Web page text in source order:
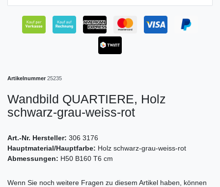
Artikelnummer 25235
Wandbild QUARTIERE, Holz
schwarz-grau-weiss-rot
Art.-Nr. Hersteller: 306 3176
Hauptmaterial/Hauptfarbe: Holz schwarz-grau-weiss-rot
Abmessungen: H50 B160 T6 cm
Wenn Sie noch weitere Fragen zu diesem Artikel haben, können